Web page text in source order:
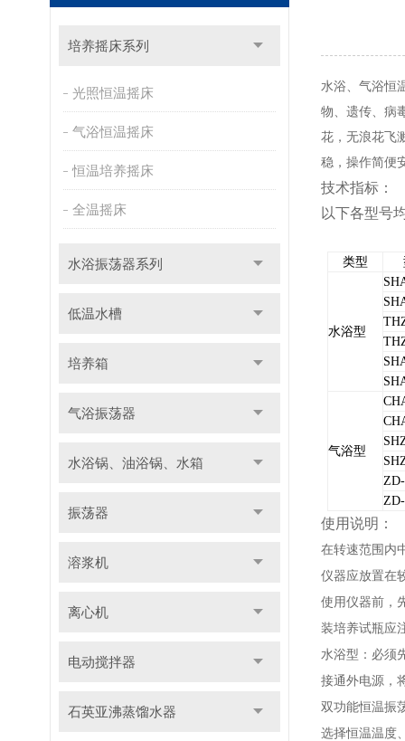
培养摇床系列
光照恒温摇床
气浴恒温摇床
恒温培养摇床
全温摇床
水浴振荡器系列
低温水槽
培养箱
气浴振荡器
水浴锅、油浴锅、水箱
振荡器
溶浆机
离心机
电动搅拌器
石英亚沸蒸馏水器
水浴、气浴恒
物、遗传、病
花，无浪花飞
稳，操作简便
技术指标：
以下各型号
类型
水浴型
气浴型
使用说明：
在转速范围内
仪器应放置在
使用仪器前，
装培养试瓶应
水浴型：必须
接通外电源，
双功能恒温振
选择恒温温度